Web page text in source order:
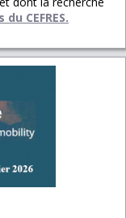
CEFRES.